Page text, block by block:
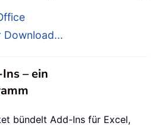
Download...
– ein
bündelt Add-Ins für Excel,